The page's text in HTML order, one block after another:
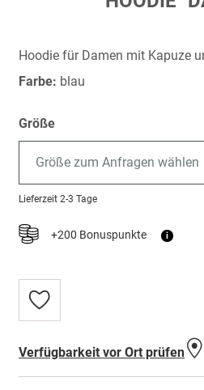
springen
Hoodie für Damen mit Kapuze
Farbe: blau
Größe
Größe zum Anfragen wählen
Lieferzeit 2-3 Tage
+200 Bonuspunkte i
Zur
Wunschliste
Verfügbarkeit vor Ort prüfen